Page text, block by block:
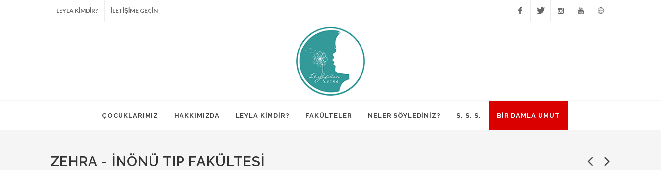
LEYLA KİMDİR? İLETİŞİME GEÇİN
ÇOCUKLARIMIZ HAKKIMIZDA LEYLA KİMDİR? FAKÜLTELER NELER SÖYLEDİNİZ? S. S. S. BİR DAMLA UMUT
ZEHRA - İNÖNÜ TIP FAKÜLTESI